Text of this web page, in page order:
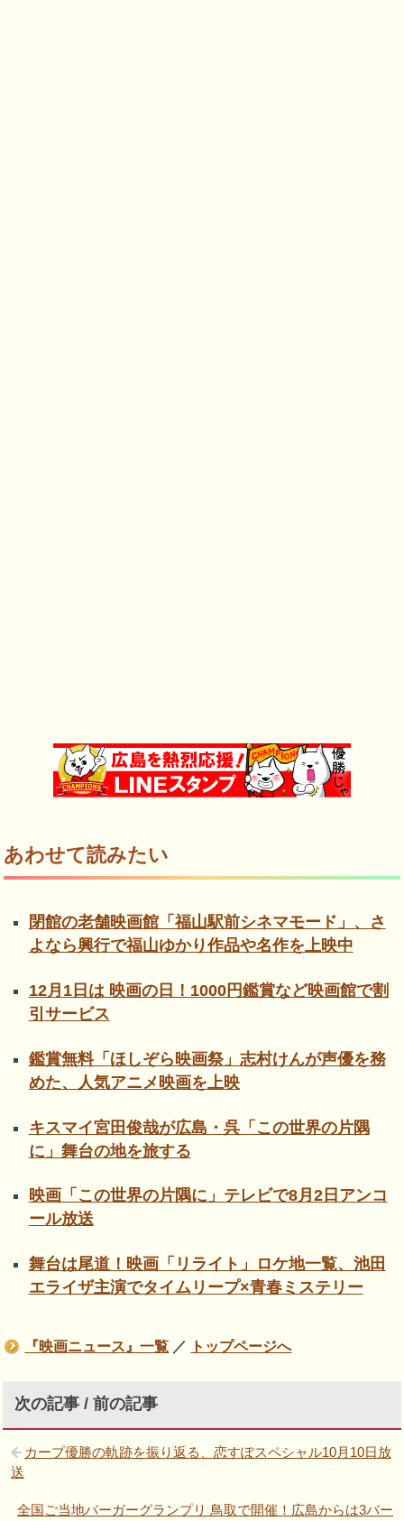
あわせて読みたい
閉館の老舗映画館「福山駅前シネマモード」、さ
よなら興行で福山ゆかり作品や名作を上映中
12月1日は 映画の日！1000円鑑賞など映画館で割
引サービス
鑑賞無料「ほしぞら映画祭」志村けんが声優を務
めた、人気アニメ映画を上映
キスマイ宮田俊哉が広島・呉「この世界の片隅
に」舞台の地を旅する
映画「この世界の片隅に」テレビで8月2日アンコ
ール放送
舞台は尾道！映画「リライト」ロケ地一覧、池田
エライザ主演でタイムリープ×青春ミステリー
『映画ニュース』一覧 ／ トップページへ
次の記事 / 前の記事
カープ優勝の軌跡を振り返る、恋すぽスペシャル10月10日放
送
全国ご当地バーガーグランプリ 鳥取で開催！広島からは3バー